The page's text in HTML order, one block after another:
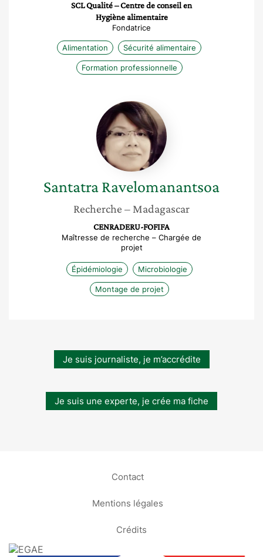
SCL Qualité – Centre de conseil en
Hygiène alimentaire
Fondatrice
Alimentation Sécurité alimentaire
Formation professionnelle
Santatra
Ravelomanantsoa
SantatraRavelomanantsoa
Recherche – Madagascar
CENRADERU-FOFIFA
Maîtresse de recherche – Chargée de
projet
Épidémiologie Microbiologie
Montage de projet
Je suis journaliste, je m’accrédite
Je suis une experte, je crée ma fiche
Contact
Mentions légales
Crédits